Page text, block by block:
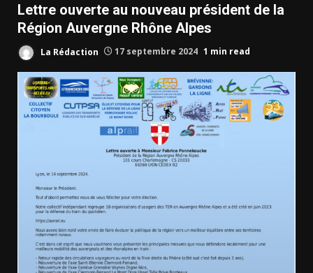
Lettre ouverte au nouveau président de la
Région Auvergne Rhône Alpes
La Rédaction 17 septembre 2024 1 min read